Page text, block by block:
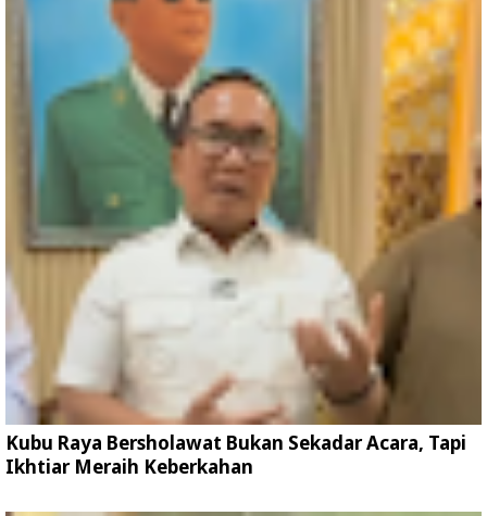
Kubu Raya Bersholawat Bukan Sekadar Acara, Tapi
Ikhtiar Meraih Keberkahan